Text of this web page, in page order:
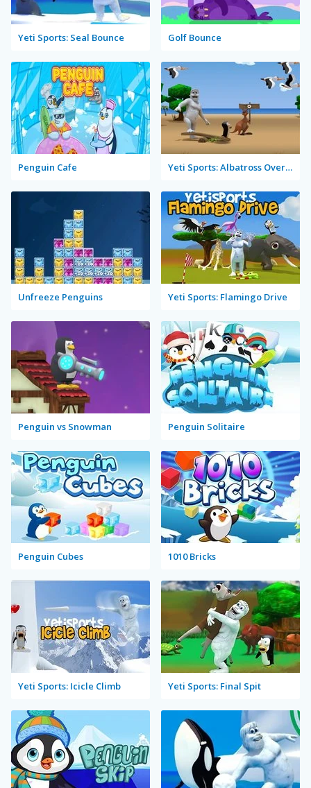
Yeti Sports: Seal Bounce Golf Bounce
Penguin Cafe Yeti Sports: Albatross Overload
Unfreeze Penguins Yeti Sports: Flamingo Drive
Penguin vs Snowman Penguin Solitaire
Penguin Cubes 1010 Bricks
Yeti Sports: Icicle Climb Yeti Sports: Final Spit